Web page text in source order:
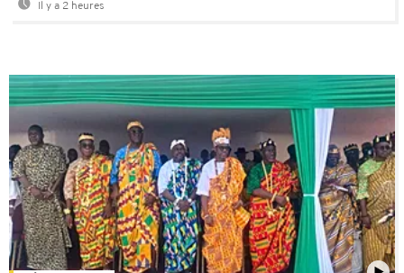
Il y a 2 heures